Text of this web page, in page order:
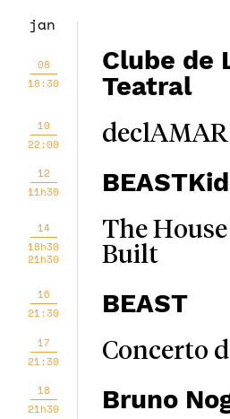
jan
08
18:30
Clube de
Teatral
10
22:00
declAMAR
12
11h30
14
18h30
21h30
The
Built
16
21:30
BEAST
17
21:30
Concerto
18
21h30
Bruno